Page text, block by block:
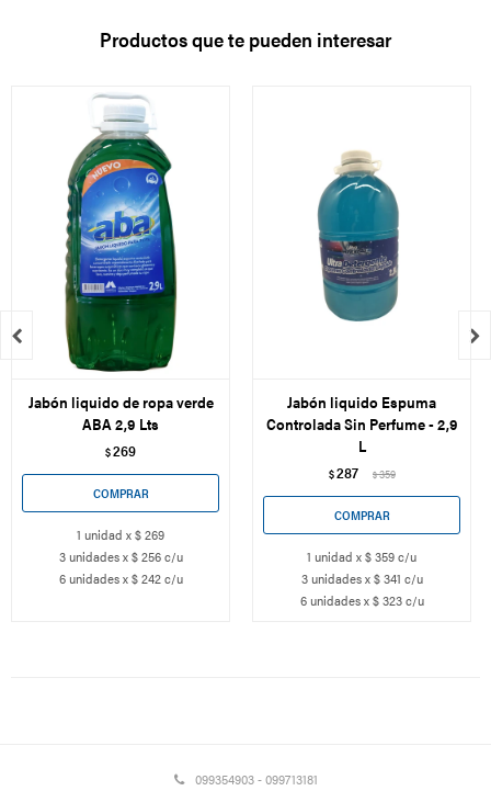
Productos que te pueden interesar
Jabón liquido de ropa verde
ABA 2,9 Lts
$269
1 unidad x $ 269
3 unidades x $ 256 c/u
6 unidades x $ 242 c/u
Jabón liquido Espuma
Controlada Sin Perfume - 2,9
L
$287 $359
1 unidad x $ 359 c/u
3 unidades x $ 341 c/u
6 unidades x $ 323 c/u
 
099354903 - 099713181